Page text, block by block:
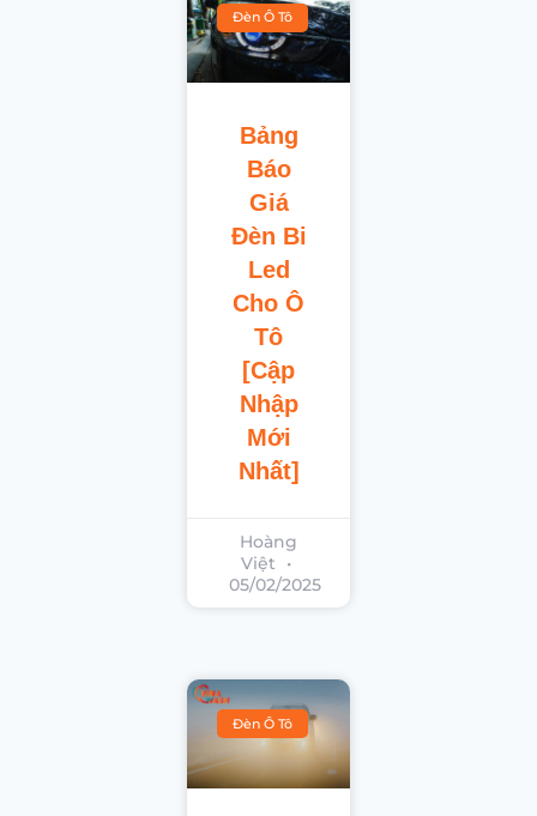
Đèn Ô Tô
Bảng
Báo
Giá
Đèn Bi
Led
Cho Ô
Tô
[cập
Nhập
Mới
Nhất]
Hoàng
Việt
05/02/2025
Đèn Ô Tô